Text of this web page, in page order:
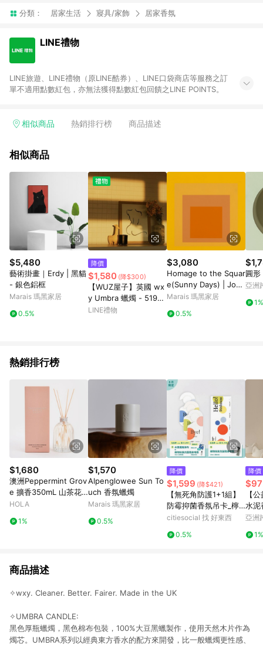
分類： 居家生活 寢具/家飾 居家香氛
LINE禮物
LINE旅遊、LINE禮物（原LINE酷券）、LINE口袋商店等服務之訂
單不適用點數紅包，亦無法獲得點數紅包回饋之LINE POINTS。
相似商品 熱銷排行榜 商品描述
相似商品
$5,480
藝術掛畫｜Erdy | 黑貓
- 銀色鋁框
Marais 瑪黑家居
0.5%
降價
$1,580 (降$300)
【WUZ屋子】英國 wx
y Umbra 蠟燭 - 519
檸檬,白麝香& 皮革
LINE禮物
$3,080
Homage to the Squar
e(Sunny Days) | Jose
f Albers - 銀色鋁框-中
Marais 瑪黑家居
0.5%
圓
亞洲
1%
熱銷排行榜
$1,680
澳洲Peppermint Grov
e 擴香350mL 山茶花
與蓮花
HOLA
1%
$1,570
Alpenglowee Sun To
uch 香氛蠟燭
Marais 瑪黑家居
0.5%
降價
$1,599 (降$421)
【無死角防護1+1組】
防霉抑菌香氛吊卡_檸
檬紅茶_單包組(共3片)
迷迭山林_單包組
citiesocial 找 好東西
0.5%
降價
【
水泥
煙燻
亞洲
1%
商品描述
✧wxy. Cleaner. Better. Fairer. Made in the UK
✧UMBRA CANDLE:
黑色厚瓶蠟燭，黑色棉布包裝，100%大豆黑蠟製作，使用天然木片作為
燭芯。UMBRA系列以經典東方香水的配方來開發，比一般蠟燭更性感、